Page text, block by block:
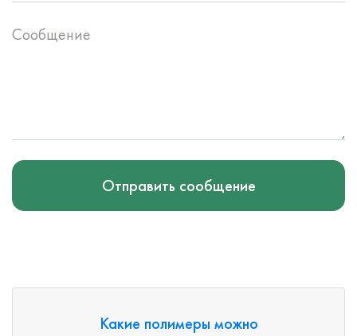
Сообщение
Отправить сообщение
Какие полимеры можно